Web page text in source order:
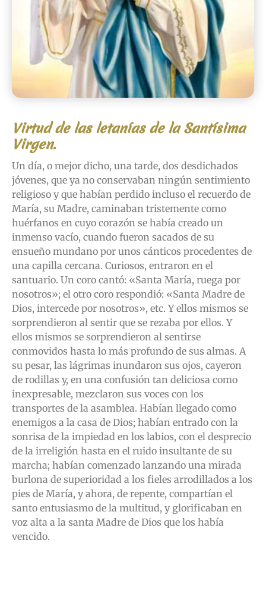
Virtud de las letanías de la Santísima
Virgen.
Un día, o mejor dicho, una tarde, dos desdichados
jóvenes, que ya no conservaban ningún sentimiento
religioso y que habían perdido incluso el recuerdo de
María, su Madre, caminaban tristemente como
huérfanos en cuyo corazón se había creado un
inmenso vacío, cuando fueron sacados de su
ensueño mundano por unos cánticos procedentes de
una capilla cercana. Curiosos, entraron en el
santuario. Un coro cantó: «Santa María, ruega por
nosotros»; el otro coro respondió: «Santa Madre de
Dios, intercede por nosotros», etc. Y ellos mismos se
sorprendieron al sentir que se rezaba por ellos. Y
ellos mismos se sorprendieron al sentirse
conmovidos hasta lo más profundo de sus almas. A
su pesar, las lágrimas inundaron sus ojos, cayeron
de rodillas y, en una confusión tan deliciosa como
inexpresable, mezclaron sus voces con los
transportes de la asamblea. Habían llegado como
enemigos a la casa de Dios; habían entrado con la
sonrisa de la impiedad en los labios, con el desprecio
de la irreligión hasta en el ruido insultante de su
marcha; habían comenzado lanzando una mirada
burlona de superioridad a los fieles arrodillados a los
pies de María, y ahora, de repente, compartían el
santo entusiasmo de la multitud, y glorificaban en
voz alta a la santa Madre de Dios que los había
vencido.